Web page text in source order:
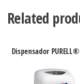
Related
Dispensador